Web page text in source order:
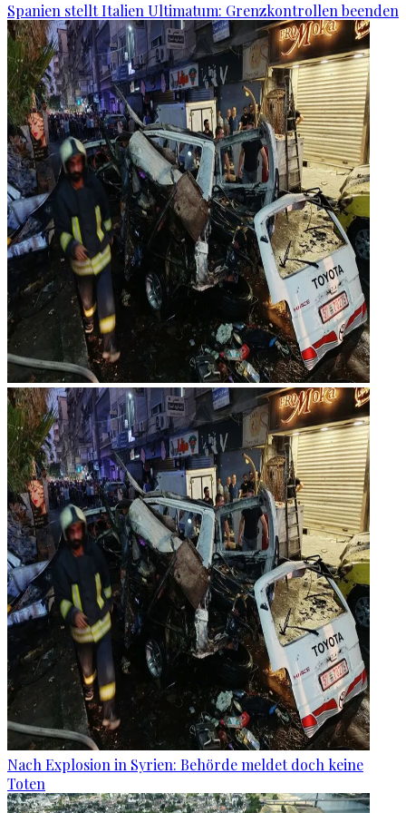
Spanien stellt Italien Ultimatum: Grenzkontrollen beenden
Nach Explosion in Syrien: Behörde meldet doch keine
Toten